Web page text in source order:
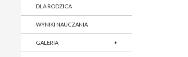
DLA RODZICA
WYNIKI NAUCZANIA
GALERIA